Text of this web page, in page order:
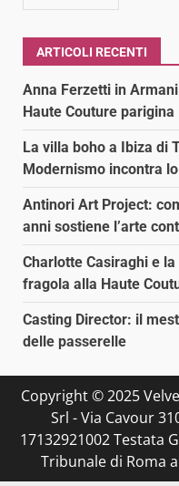
ARTICOLI RECENTI
Anna Ferzetti in
Haute Couture parigina
La villa boho a Ibiza di
Modernismo incontra
Antinori Art Project:
anni sostiene l’arte
Charlotte Casiraghi e
fragola alla Haute
Casting Director: il
delle passerelle
Copyright © 2025
Srl - Via Cavour
17132921002 Testata
Tribunale di Roma